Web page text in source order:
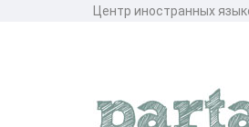
Центр иностранных